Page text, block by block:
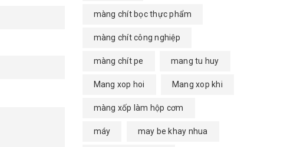
màng chít bọc thực phẩm
màng chít công nghiệp
màng chít pe mang tu huy
Mang xop hoi Mang xop khi
màng xốp làm hộp cơm
máy may be khay nhua